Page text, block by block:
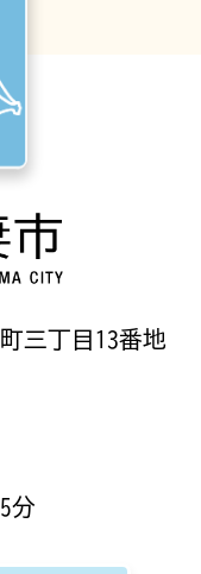
三丁目13番地
分